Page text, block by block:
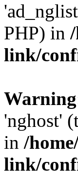
PHP) in
link/
Warning
'nghost'
in /
link/